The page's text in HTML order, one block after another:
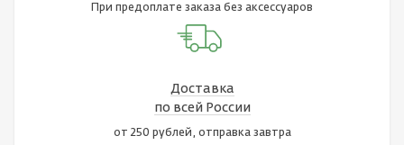
При предоплате заказа без аксессуаров
Доставка
по всей России
от 250 рублей, отправка завтра